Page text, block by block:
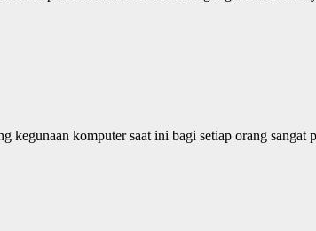
kegunaan komputer saat ini bagi setiap orang sangat